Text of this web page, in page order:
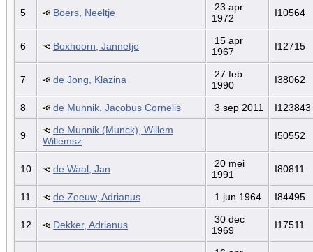
5 Boers, Neeltje
23 apr
1972
I10564
6 Boxhoorn, Jannetje
15 apr
1967
I12715
7 de Jong, Klazina
27 feb
1990
I38062
8 de Munnik, Jacobus Cornelis 3 sep 2011 I123843
9
de Munnik (Munck), Willem
Willemsz
I50552
10 de Waal, Jan
20 mei
1991
I80811
11 de Zeeuw, Adrianus 1 jun 1964 I84495
12 Dekker, Adrianus
30 dec
1969
I17511